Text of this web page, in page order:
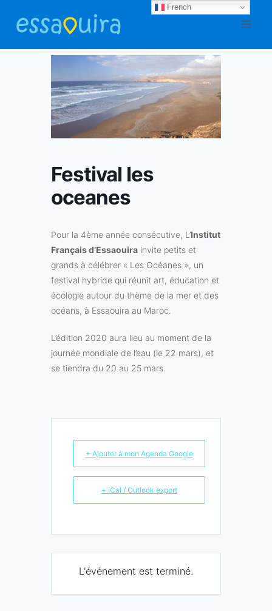
Festival les
oceanes
Pour la 4ème année consécutive, L’Institut
Français d’Essaouira invite petits et
grands à célébrer « Les Océanes », un
festival hybride qui réunit art, éducation et
écologie autour du thème de la mer et des
océans, à Essaouira au Maroc.
L’édition 2020 aura lieu au moment de la
journée mondiale de l’eau (le 22 mars), et
se tiendra du 20 au 25 mars.
+ Ajouter à mon Agenda Google
+ iCal / Outlook export
L'événement est terminé.
French